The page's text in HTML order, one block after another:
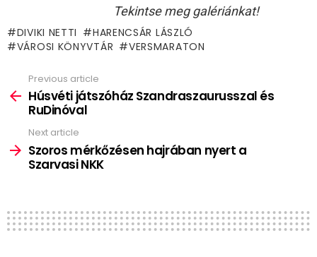
Tekintse meg galériánkat!
DIVIKI NETTI
HARENCSÁR LÁSZLÓ
VÁROSI KÖNYVTÁR
VERSMARATON
more
Previous article
Húsvéti játszóház Szandraszaurusszal és
RuDinóval
Next article
Szoros mérkőzésen hajrában nyert a
Szarvasi NKK